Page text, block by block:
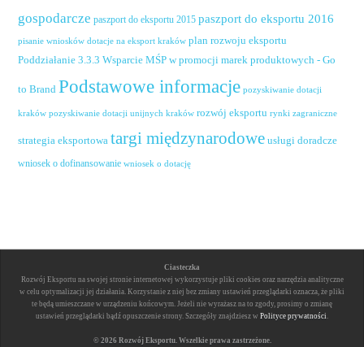
gospodarcze paszport do eksportu 2015 paszport do eksportu 2016
pisanie wniosków dotacje na eksport kraków plan rozwoju eksportu
Poddziałanie 3.3.3 Wsparcie MŚP w promocji marek produktowych - Go
to Brand Podstawowe informacje pozyskiwanie dotacji
kraków pozyskiwanie dotacji unijnych kraków rozwój eksportu rynki zagraniczne
strategia eksportowa targi międzynarodowe usługi doradcze
wniosek o dofinansowanie wniosek o dotację
Ciasteczka
Rozwój Eksportu na swojej stronie internetowej wykorzystuje pliki cookies oraz narzędzia analityczne
w celu optymalizacji jej działania. Korzystanie z niej bez zmiany ustawień przeglądarki oznacza, że pliki
te będą umieszczane w urządzeniu końcowym. Jeżeli nie wyrażasz na to zgody, prosimy o zmianę
ustawień przeglądarki bądź opuszczenie strony. Szczegóły znajdziesz w Polityce prywatności
© 2026 Rozwój Eksportu. Wszelkie prawa zastrzeżone.